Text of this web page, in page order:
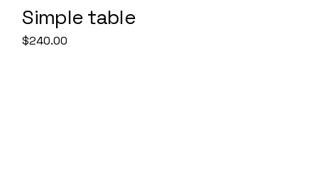
Simple table
$240.00